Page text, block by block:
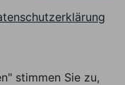
stimmen Sie zu,